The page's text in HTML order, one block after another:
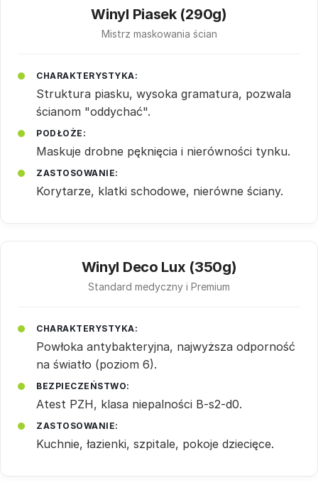
Winyl Piasek (290g)
Mistrz maskowania ścian
CHARAKTERYSTYKA:
Struktura piasku, wysoka gramatura, pozwala
ścianom "oddychać".
PODŁOŻE:
Maskuje drobne pęknięcia i nierówności tynku.
ZASTOSOWANIE:
Korytarze, klatki schodowe, nierówne ściany.
Winyl Deco Lux (350g)
Standard medyczny i Premium
CHARAKTERYSTYKA:
Powłoka antybakteryjna, najwyższa odporność
na światło (poziom 6).
BEZPIECZEŃSTWO:
Atest PZH, klasa niepalności B-s2-d0.
ZASTOSOWANIE:
Kuchnie, łazienki, szpitale, pokoje dziecięce.